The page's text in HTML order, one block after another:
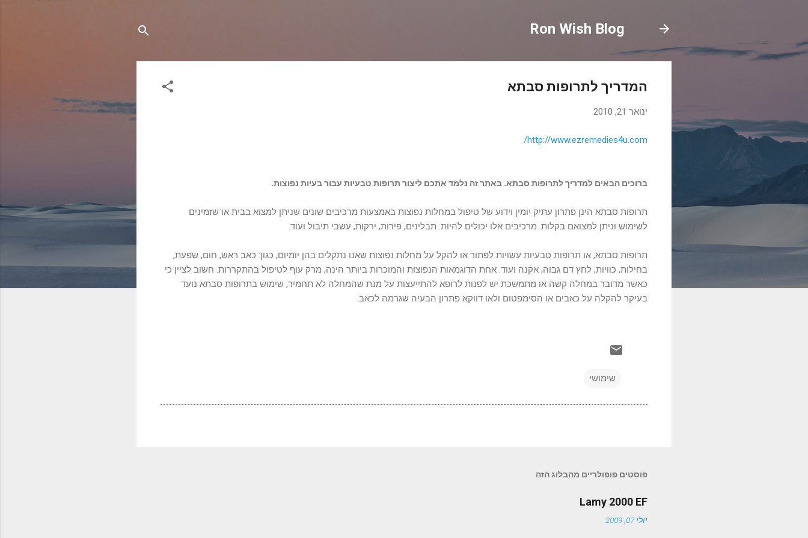
Ron Wish Blog
המדריך לתרופות סבתא
ינואר 21, 2010
http://www.ezremedies4u.com/
ברוכים הבאים למדריך לתרופות סבתא. באתר זה נלמד אתכם ליצור תרופות טבעיות עבור בעיות נפוצות.
תרופות סבתא הינן פתרון עתיק יומין וידוע של טיפול במחלות נפוצות באמצעות מרכיבים שונים שניתן למצוא בבית או שזמינים
לשימוש וניתן למצואם בקלות. מרכיבים אלו יכולים להיות: תבלינים, פירות, ירקות, עשבי תיבול ועוד.
תרופות סבתא, או תרופות טבעיות עשויות לפתור או להקל על מחלות נפוצות שאנו נתקלים בהן יומיום, כגון: כאב ראש, חום, שפעת,
בחילות, כוויות, לחץ דם גבוה, אקנה ועוד. אחת הדוגמאות הנפוצות והמוכרות ביותר הינה, מרק עוף לטיפול בהתקררות. חשוב לציין כי
כאשר מדובר במחלה קשה או מתמשכת יש לפנות לרופא להתייעצות על מנת שהמחלה לא תחמיר, שימוש בתרופות סבתא נועד
בעיקר להקלה על כאבים או הסימפטום ולאו דווקא פתרון הבעיה שגרמה לכאב.
שימושי
פוסטים פופולריים מהבלוג הזה
Lamy 2000 EF
יולי 07, 2009